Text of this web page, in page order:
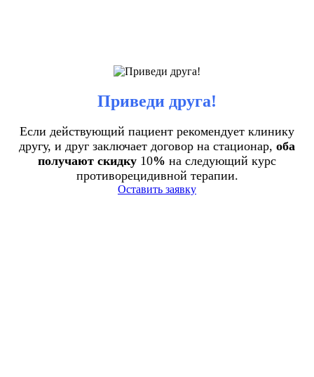
Приведи друга!
Если действующий пациент рекомендует клинику
другу, и друг заключает договор на стационар, оба
получают скидку 10% на следующий курс
противорецидивной терапии.
Оставить заявку